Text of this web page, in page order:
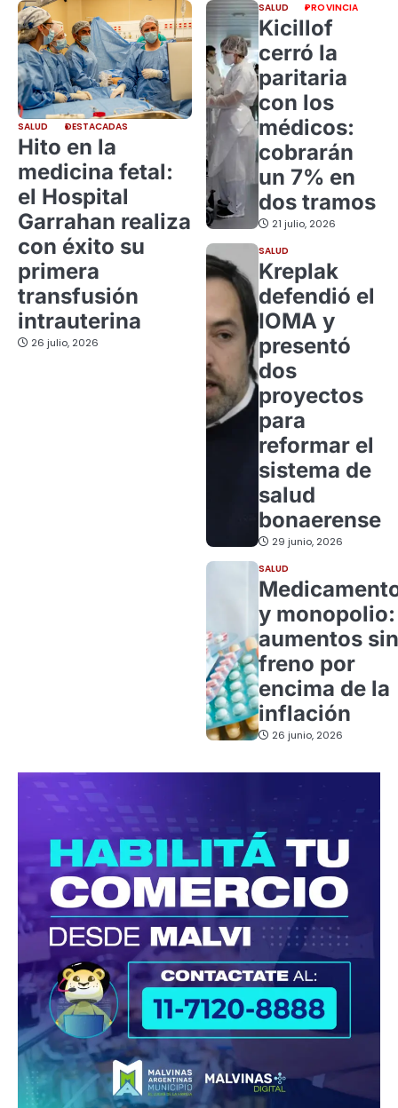
SALUD DESTACADAS
Hito en la
medicina fetal:
el Hospital
Garrahan realiza
con éxito su
primera
transfusión
intrauterina
26 julio, 2026
SALUD PROVINCIA
Kicillof
cerró la
paritaria
con los
médicos:
cobrarán
un 7% en
dos tramos
21 julio, 2026
SALUD
Kreplak
defendió el
IOMA y
presentó
dos
proyectos
para
reformar el
sistema de
salud
bonaerense
29 junio, 2026
SALUD
y monopolio:
aumentos sin
freno por
encima de la
inflación
26 junio, 2026